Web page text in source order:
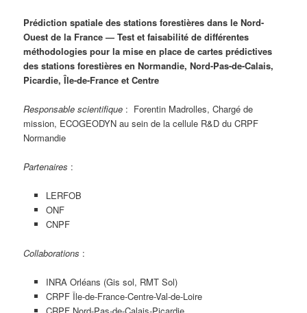
Prédiction spatiale des stations forestières dans le Nord-
Ouest de la France — Test et faisabilité de différentes
méthodologies pour la mise en place de cartes prédictives
des stations forestières en Normandie, Nord-Pas-de-Calais,
Picardie, Île-de-France et Centre
Responsable scientifique : Forentin Madrolles, Chargé de
mission, ECOGEODYN au sein de la cellule R&D du CRPF
Normandie
Partenaires :
LERFOB
ONF
CNPF
Collaborations :
INRA Orléans (Gis sol, RMT Sol)
CRPF Île-de-France-Centre-Val-de-Loire